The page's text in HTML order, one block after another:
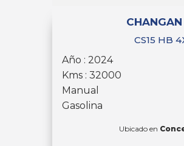
CHANGAN
CS15 HB
Año : 2024
Kms : 32000
Manual
Gasolina
Ubicado en